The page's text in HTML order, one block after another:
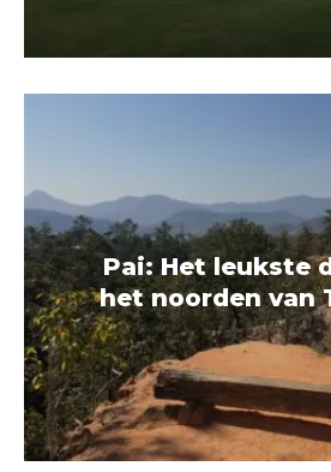
Pai: Het leukste
het noorden van